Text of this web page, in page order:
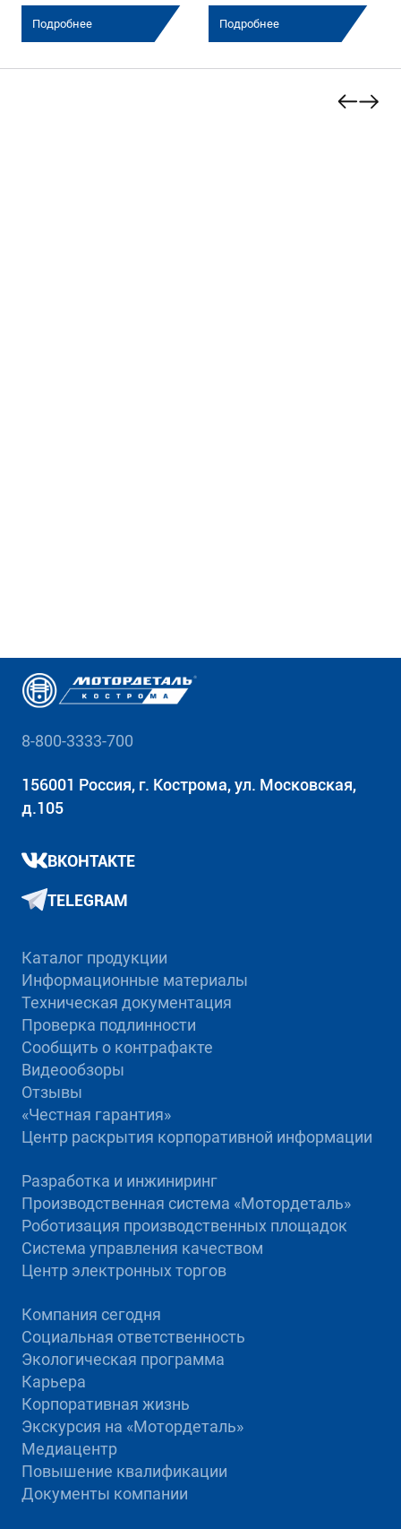
Подробнее Подробнее
8-800-3333-700
156001 Россия, г. Кострома, ул. Московская,
д.105
ВКОНТАКТЕ
TELEGRAM
Каталог продукции
Информационные материалы
Техническая документация
Проверка подлинности
Сообщить о контрафакте
Видеообзоры
Отзывы
«Честная гарантия»
Центр раскрытия корпоративной информации
Разработка и инжиниринг
Производственная система «Mотордеталь»
Роботизация производственных площадок
Система управления качеством
Центр электронных торгов
Компания сегодня
Социальная ответственность
Экологическая программа
Карьера
Корпоративная жизнь
Экскурсия на «Мотордеталь»
Медиацентр
Повышение квалификации
Документы компании